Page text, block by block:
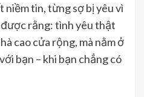
tin, từng sợ bị yêu vì
rằng: tình yêu thật
cao cửa rộng, mà nằm ở
bạn – khi bạn chẳng có